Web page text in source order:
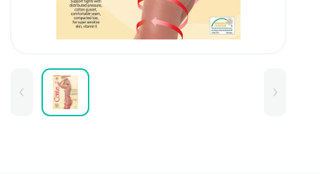
Наборы и сертификаты
Помады и тинты для бровей
Набор для бровей
Окрашивание